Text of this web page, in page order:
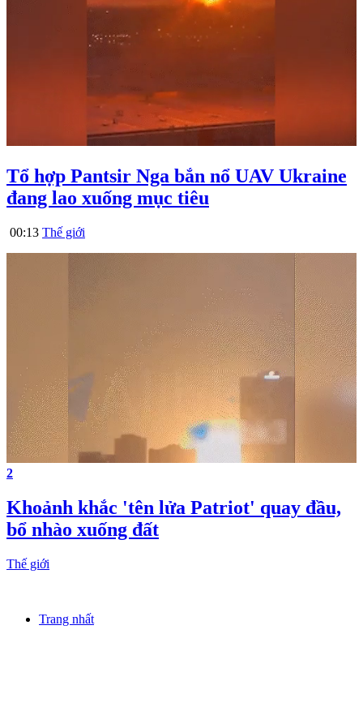
Tổ hợp Pantsir Nga bắn nổ UAV Ukraine
đang lao xuống mục tiêu
00:13 Thế giới
2
Khoảnh khắc 'tên lửa Patriot' quay đầu,
bổ nhào xuống đất
Thế giới
Trang nhất